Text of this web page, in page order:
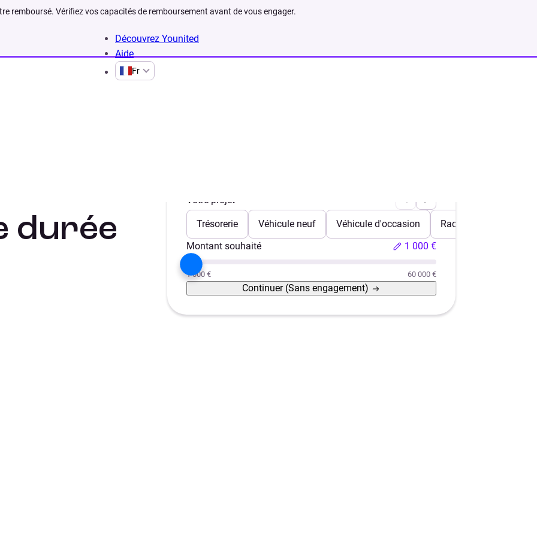
remboursé. Vérifiez vos capacités de remboursement avant de vous engager.
Découvrez Younited
Aide
Fr
durée
Votre projet
Trésorerie Véhicule neuf Véhicule d'occasion Rachat de crédits
Montant souhaité
1 000 €
1 000 € 60 000 €
Continuer (Sans engagement)